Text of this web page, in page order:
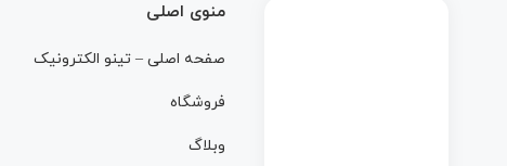
منوی اصلی
صفحه اصلی – تینو الکترونیک
فروشگاه
وبلاگ